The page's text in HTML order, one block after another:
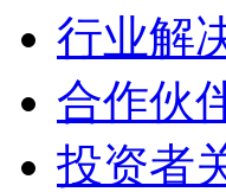
行业解
合作伙
投资者